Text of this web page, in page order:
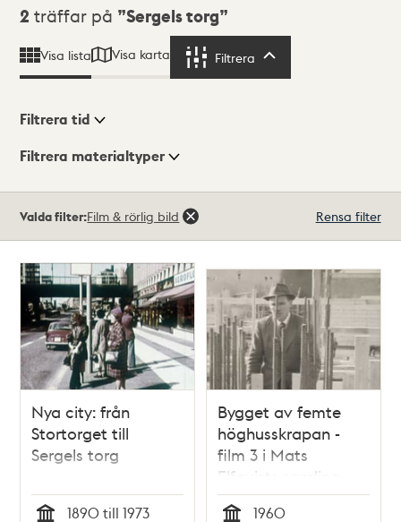
Sökresultat
2 träffar på Sergels torg
Visa lista Visa karta Filtrera
Visningsläge
Filtrera tid
Filtrera materialtyper
träffar
Valda filter:Film & rörlig bild Rensa filter
Nya city: från
Stortorget till
Sergels torg
1890 till 1973
Bygget av femte
höghusskrapan -
film 3 i Mats
Elfquists samling
1960